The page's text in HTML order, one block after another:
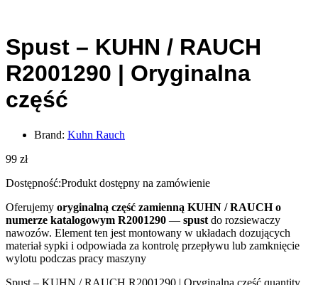
Spust – KUHN / RAUCH
R2001290 | Oryginalna
część
Brand: Kuhn Rauch
99 zł
Dostępność:Produkt dostępny na zamówienie
Oferujemy oryginalną część zamienną KUHN / RAUCH o
numerze katalogowym R2001290 — spust do rozsiewaczy
nawozów. Element ten jest montowany w układach dozujących
materiał sypki i odpowiada za kontrolę przepływu lub zamknięcie
wylotu podczas pracy maszyny
Spust – KUHN / RAUCH R2001290 | Oryginalna część quantity